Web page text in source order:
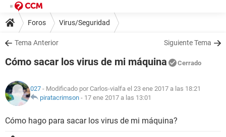
Foros Virus/Seguridad
Tema Anterior Siguiente Tema
Cómo sacar los virus de mi máquina Cerrado
027 - Modificado por Carlos-vialfa el 23 ene 2017 a las 18:21
piratacrimson - 17 ene 2017 a las 13:01
Cómo hago para sacar los virus de mi máquina?